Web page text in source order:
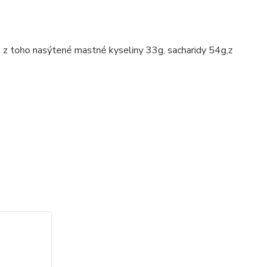
toho nasýtené mastné kyseliny 33g, sacharidy 54g,z